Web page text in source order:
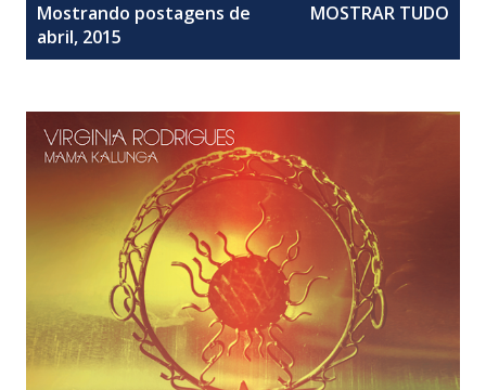
Mostrando postagens de
abril, 2015
MOSTRAR TUDO